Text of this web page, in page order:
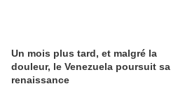
Un mois plus tard, et malgré la
douleur, le Venezuela poursuit sa
renaissance